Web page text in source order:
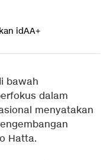
idAA+
bawah
dalam
menyatakan
Hatta.